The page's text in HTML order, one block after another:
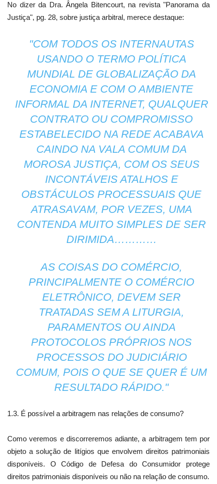
No dizer da Dra. Ângela Bitencourt, na revista "Panorama da
Justiça", pg. 28, sobre justiça arbitral, merece destaque:
"COM TODOS OS INTERNAUTAS
USANDO O TERMO POLÍTICA
MUNDIAL DE GLOBALIZAÇÃO DA
ECONOMIA E COM O AMBIENTE
INFORMAL DA INTERNET, QUALQUER
CONTRATO OU COMPROMISSO
ESTABELECIDO NA REDE ACABAVA
CAINDO NA VALA COMUM DA
MOROSA JUSTIÇA, COM OS SEUS
INCONTÁVEIS ATALHOS E
OBSTÁCULOS PROCESSUAIS QUE
ATRASAVAM, POR VEZES, UMA
CONTENDA MUITO SIMPLES DE SER
DIRIMIDA…………
AS COISAS DO COMÉRCIO,
PRINCIPALMENTE O COMÉRCIO
ELETRÔNICO, DEVEM SER
TRATADAS SEM A LITURGIA,
PARAMENTOS OU AINDA
PROTOCOLOS PRÓPRIOS NOS
PROCESSOS DO JUDICIÁRIO
COMUM, POIS O QUE SE QUER É UM
RESULTADO RÁPIDO."
1.3. É possível a arbitragem nas relações de consumo?
Como veremos e discorreremos adiante, a arbitragem tem por
objeto a solução de litígios que envolvem direitos patrimoniais
disponíveis. O Código de Defesa do Consumidor protege
direitos patrimoniais disponíveis ou não na relação de consumo.